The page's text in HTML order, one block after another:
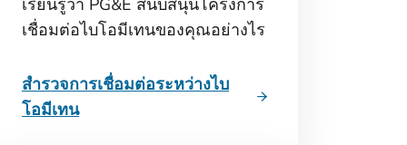
เรียนรู้ว่า PG&E สนับสนุนโครงการ
เชื่อมต่อไบโอมีเทนของคุณอย่างไร
สํารวจการเชื่อมต่อระหว่างไบ
โอมีเทน